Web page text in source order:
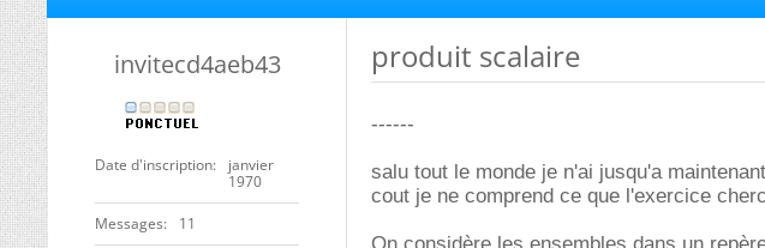
invitecd4aeb43
Date d'inscription
janvier
1970
Messages 11
produit scalaire
------
salu tout le monde je n'ai jusqu'a
cout je ne comprend ce que l'exercice